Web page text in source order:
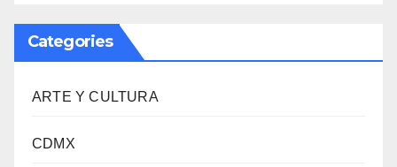
Categories
ARTE Y CULTURA
CDMX